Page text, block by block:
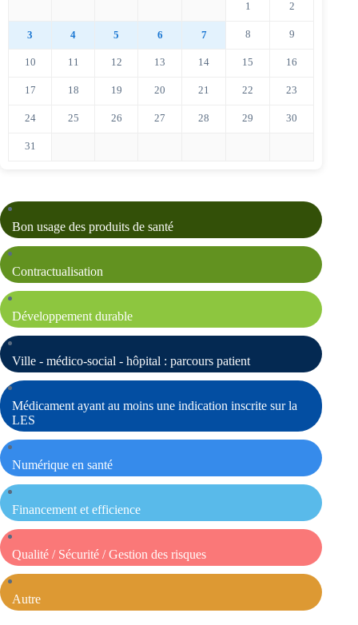
1 2
3 4 5 6 7 8 9
10 11 12 13 14 15 16
17 18 19 20 21 22 23
24 25 26 27 28 29 30
31
Bon usage des produits de santé
Contractualisation
Développement durable
Ville - médico-social - hôpital : parcours patient
Médicament ayant au moins une indication inscrite sur la
LES
Numérique en santé
Financement et efficience
Qualité / Sécurité / Gestion des risques
Autre